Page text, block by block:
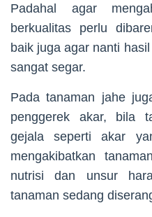
Padahal agar
berkualitas perlu
baik juga agar nanti
sangat segar.
Pada tanaman jahe
penggerek akar, bila
gejala seperti akar
mengakibatkan
nutrisi dan unsur
tanaman sedang